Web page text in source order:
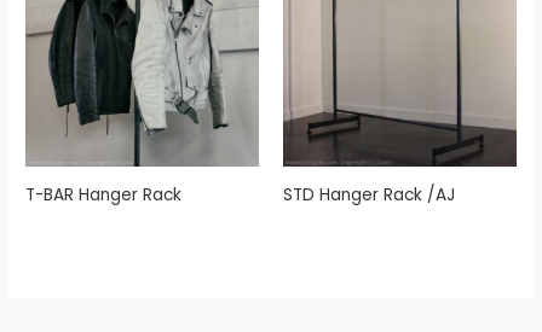
T-BAR Hanger Rack STD Hanger Rack /AJ